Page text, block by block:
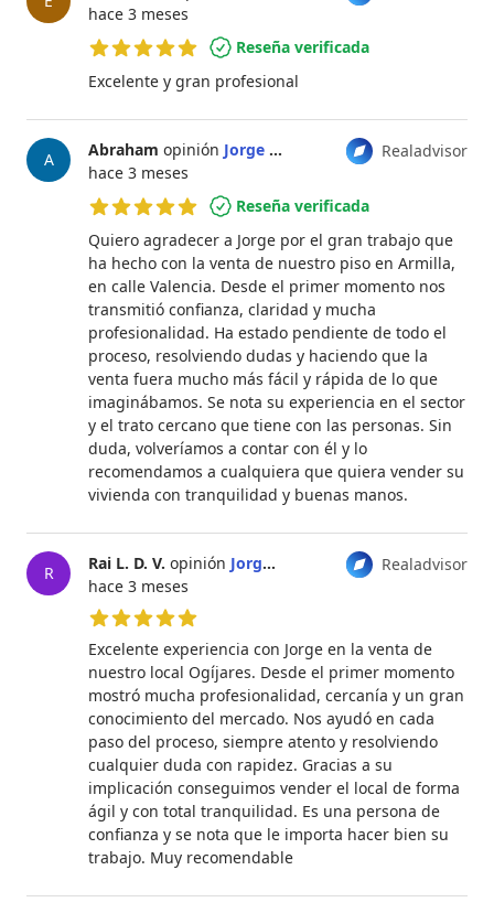
hace 3 meses
Reseña verificada
5 de 5 estrellas
Excelente y gran profesional
A Realadvisor
Abraham opinión Jorge Fernández Hengge
hace 3 meses
Reseña verificada
5 de 5 estrellas
Quiero agradecer a Jorge por el gran trabajo que
ha hecho con la venta de nuestro piso en Armilla,
en calle Valencia. Desde el primer momento nos
transmitió confianza, claridad y mucha
profesionalidad. Ha estado pendiente de todo el
proceso, resolviendo dudas y haciendo que la
venta fuera mucho más fácil y rápida de lo que
imaginábamos. Se nota su experiencia en el sector
y el trato cercano que tiene con las personas. Sin
duda, volveríamos a contar con él y lo
recomendamos a cualquiera que quiera vender su
vivienda con tranquilidad y buenas manos.
R Realadvisor
Rai L. D. V. opinión Jorge Fernández Hengge
hace 3 meses
5 de 5 estrellas
Excelente experiencia con Jorge en la venta de
nuestro local Ogíjares. Desde el primer momento
mostró mucha profesionalidad, cercanía y un gran
conocimiento del mercado. Nos ayudó en cada
paso del proceso, siempre atento y resolviendo
cualquier duda con rapidez. Gracias a su
implicación conseguimos vender el local de forma
ágil y con total tranquilidad. Es una persona de
confianza y se nota que le importa hacer bien su
trabajo. Muy recomendable